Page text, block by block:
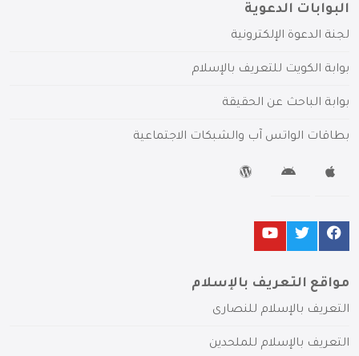
البوابات الدعوية
لجنة الدعوة الإلكترونية
بوابة الكويت للتعريف بالإسلام
بوابة الباحث عن الحقيقة
بطاقات الواتس آب والشبكات الاجتماعية
مواقع التعريف بالإسلام
التعريف بالإسلام للنصارى
التعريف بالإسلام للملحدين